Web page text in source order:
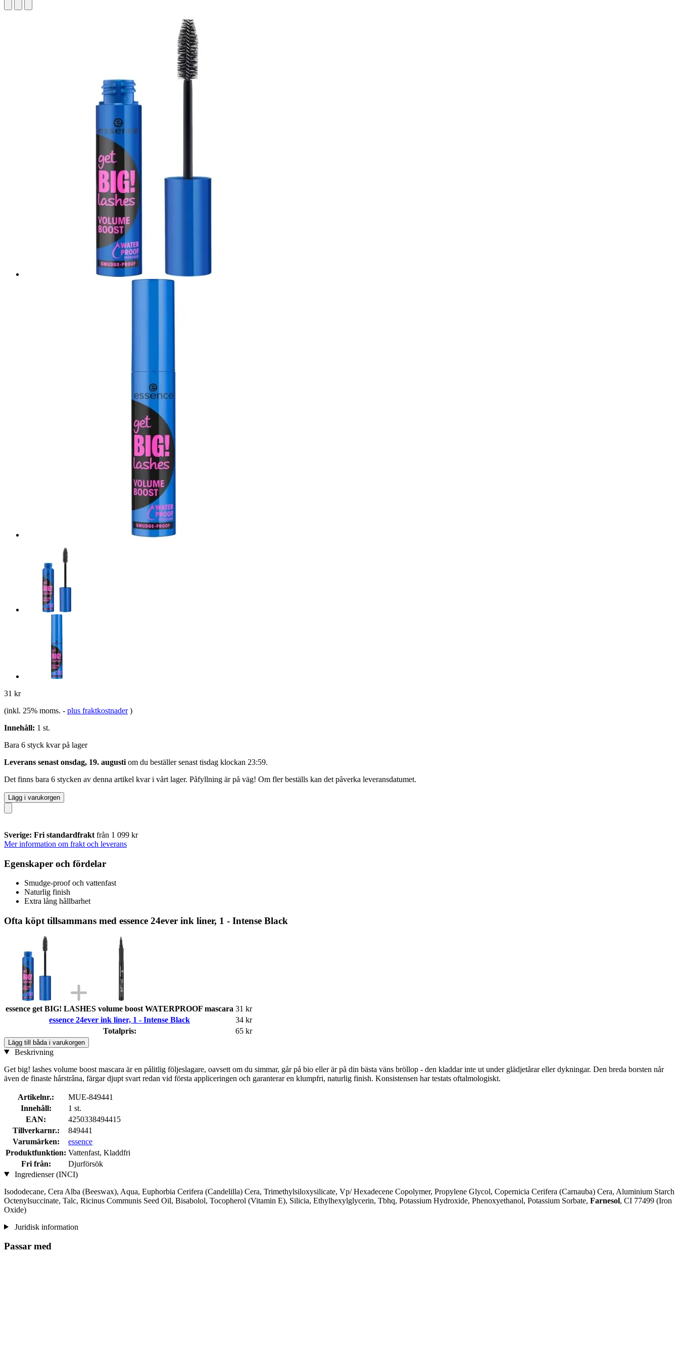
31 kr
(inkl. 25% moms. - plus fraktkostnader )
Innehåll: 1 st.
Bara 6 styck kvar på lager
Leverans senast onsdag, 19. augusti om du beställer senast tisdag klockan 23:59.
Det finns bara 6 stycken av denna artikel kvar i vårt lager. Påfyllning är på väg! Om fler beställs kan det påverka leveransdatumet.
Lägg i varukorgen
Sverige: Fri standardfrakt från 1 099 kr
Mer information om frakt och leverans
Egenskaper och fördelar
Smudge-proof och vattenfast
Naturlig finish
Extra lång hållbarhet
Ofta köpt tillsammans med essence 24ever ink liner, 1 - Intense Black
essence get BIG! LASHES volume boost WATERPROOF mascara 31 kr
essence 24ever ink liner, 1 - Intense Black
34 kr
Totalpris:
65 kr
Lägg till båda i varukorgen
Beskrivning
Get big! lashes volume boost mascara är en pålitlig följeslagare, oavsett om du simmar, går på bio eller är på din bästa väns bröllop - den kladdar inte ut under glädjetårar eller dykningar. Den breda borsten når
även de finaste hårstråna, färgar djupt svart redan vid första appliceringen och garanterar en klumpfri, naturlig finish. Konsistensen har testats oftalmologiskt.
Artikelnr.:
MUE-849441
Innehåll:
1 st.
EAN:
4250338494415
Tillverkarnr.:
849441
Varumärken:
essence
Produktfunktion: Vattenfast, Kladdfri
Fri från:
Djurförsök
Ingredienser (INCI)
Isododecane, Cera Alba (Beeswax), Aqua, Euphorbia Cerifera (Candelilla) Cera, Trimethylsiloxysilicate, Vp/ Hexadecene Copolymer, Propylene Glycol, Copernicia Cerifera (Carnauba) Cera, Aluminium Starch
Octenylsuccinate, Talc, Ricinus Communis Seed Oil, Bisabolol, Tocopherol (Vitamin E), Silicia, Ethylhexylglycerin, Tbhq, Potassium Hydroxide, Phenoxyethanol, Potassium Sorbate, Farnesol, CI 77499 (Iron
Oxide)
Juridisk information
Passar med